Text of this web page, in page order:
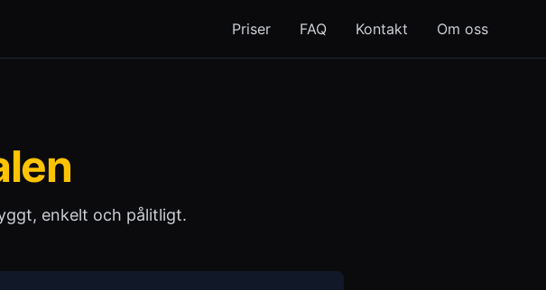
Priser FAQ Kontakt Om oss
enkelt och pålitligt.